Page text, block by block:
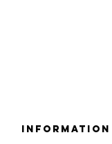
Information